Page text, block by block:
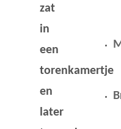
zat
in
een
torenkamertje
en
later